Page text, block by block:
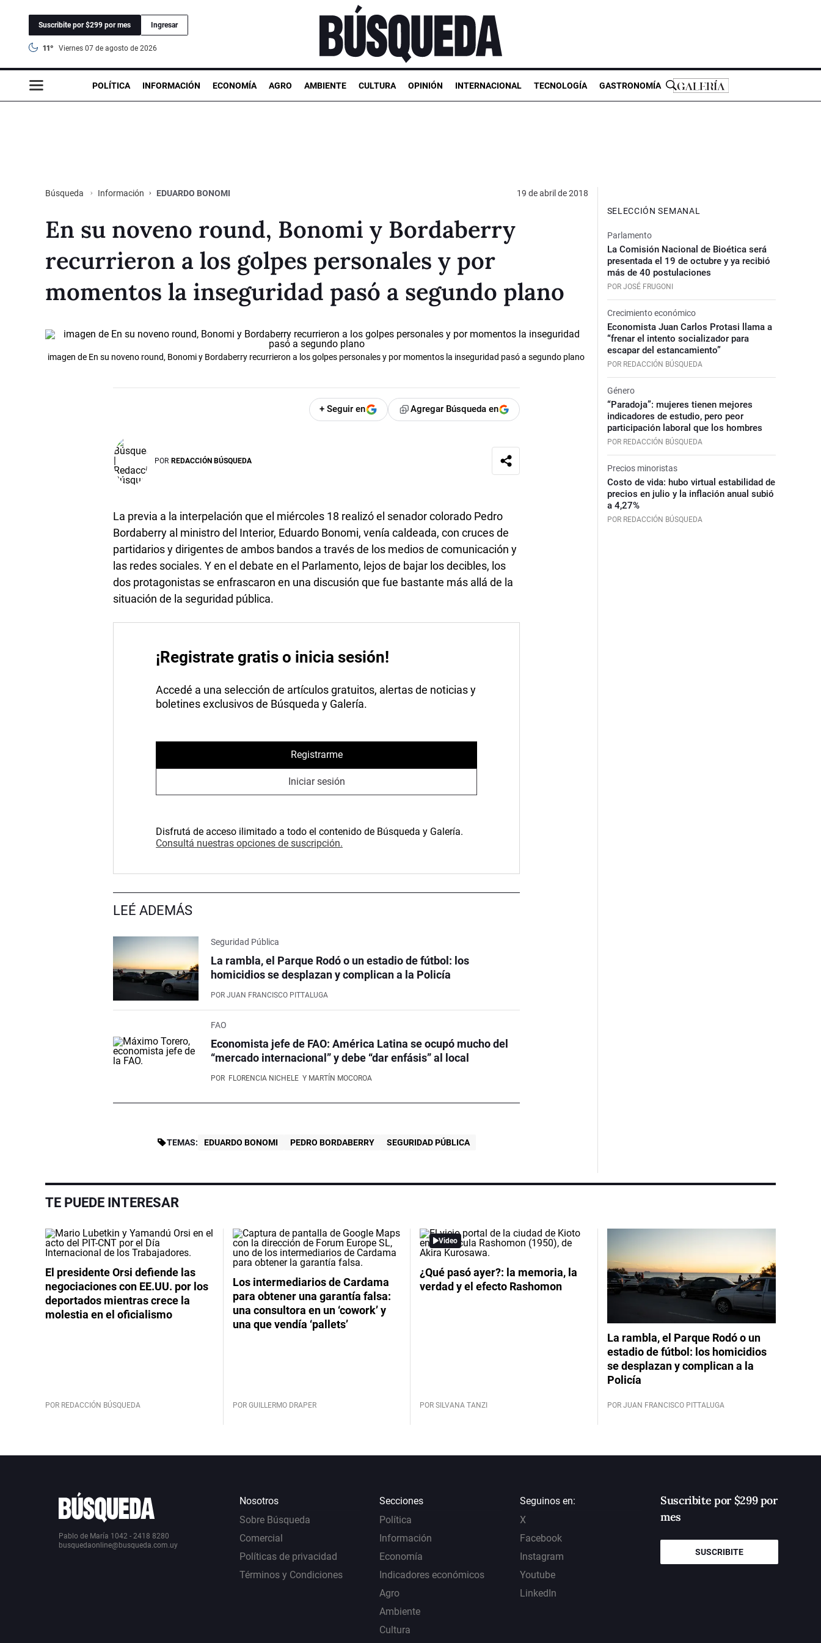
Suscribite por $299 por mes Ingresar
11° viernes 07 de agosto de 2026
POLÍTICA INFORMACIÓN ECONOMÍA AGRO AMBIENTE CULTURA OPINIÓN INTERNACIONAL TECNOLOGÍA GASTRONOMÍA
Búsqueda Información EDUARDO BONOMI 19 de abril de 2018
En su noveno round, Bonomi y Bordaberry
recurrieron a los golpes personales y por
momentos la inseguridad pasó a segundo plano
imagen de En su noveno round, Bonomi y Bordaberry recurrieron a los golpes personales y por momentos la inseguridad pasó a segundo plano
+ Seguir en Agregar Búsqueda en
POR REDACCIÓN BÚSQUEDA
La previa a la interpelación que el miércoles 18 realizó el senador colorado Pedro
Bordaberry al ministro del Interior, Eduardo Bonomi, venía caldeada, con cruces de
partidarios y dirigentes de ambos bandos a través de los medios de comunicación y
las redes sociales. Y en el debate en el Parlamento, lejos de bajar los decibles, los
dos protagonistas se enfrascaron en una discusión que fue bastante más allá de la
situación de la seguridad pública.
¡Registrate gratis o inicia sesión!
Accedé a una selección de artículos gratuitos, alertas de noticias y
boletines exclusivos de Búsqueda y Galería.
Registrarme
Iniciar sesión
Disfrutá de acceso ilimitado a todo el contenido de Búsqueda y Galería.
Consultá nuestras opciones de suscripción.
LEÉ ADEMÁS
Seguridad Pública
La rambla, el Parque Rodó o un estadio de fútbol: los
homicidios se desplazan y complican a la Policía
POR JUAN FRANCISCO PITTALUGA
FAO
Economista jefe de FAO: América Latina se ocupó mucho del
“mercado internacional” y debe “dar enfásis” al local
POR FLORENCIA NICHELE Y MARTÍN MOCOROA
TEMAS: EDUARDO BONOMI PEDRO BORDABERRY SEGURIDAD PÚBLICA
SELECCIÓN SEMANAL
Parlamento
La Comisión Nacional de Bioética será
presentada el 19 de octubre y ya recibió
más de 40 postulaciones
POR JOSÉ FRUGONI
Crecimiento económico
Economista Juan Carlos Protasi llama a
“frenar el intento socializador para
escapar del estancamiento”
POR REDACCIÓN BÚSQUEDA
Género
“Paradoja”: mujeres tienen mejores
indicadores de estudio, pero peor
participación laboral que los hombres
POR REDACCIÓN BÚSQUEDA
Precios minoristas
Costo de vida: hubo virtual estabilidad de
precios en julio y la inflación anual subió
a 4,27%
POR REDACCIÓN BÚSQUEDA
TE PUEDE INTERESAR
El presidente Orsi defiende las
negociaciones con EE.UU. por los
deportados mientras crece la
molestia en el oficialismo
POR REDACCIÓN BÚSQUEDA
Los intermediarios de Cardama
para obtener una garantía falsa:
una consultora en un ‘cowork’ y
una que vendía ‘pallets’
POR GUILLERMO DRAPER
Video
¿Qué pasó ayer?: la memoria, la
verdad y el efecto Rashomon
POR SILVANA TANZI
La rambla, el Parque Rodó o un
estadio de fútbol: los homicidios
se desplazan y complican a la
Policía
POR JUAN FRANCISCO PITTALUGA
Pablo de María 1042 - 2418 8280
busquedaonline@busqueda.com.uy
Nosotros
Sobre Búsqueda
Comercial
Políticas de privacidad
Términos y Condiciones
Secciones
Política
Información
Economía
Indicadores económicos
Agro
Ambiente
Cultura
Seguinos en:
X
Facebook
Instagram
Youtube
LinkedIn
Suscribite por $299 por
mes
SUSCRIBITE